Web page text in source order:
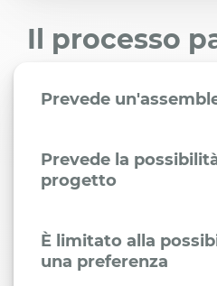
Il processo
Prevede
Prevede la
progetto
È limitato alla
una preferenza